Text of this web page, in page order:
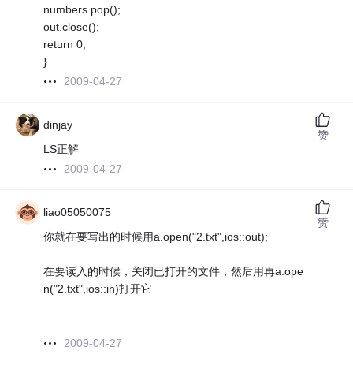
numbers.pop();
out.close();
return 0;
}
2009-04-27
dinjay
LS正解
2009-04-27
赞
liao05050075
你就在要写出的时候用a.open("2.txt",ios::out);
在要读入的时候，关闭已打开的文件，然后用再a.ope
n("2.txt",ios::in)打开它
2009-04-27
赞